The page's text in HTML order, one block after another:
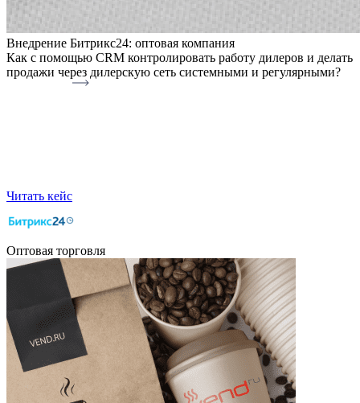
Внедрение Битрикс24: оптовая компания
Как с помощью CRM контролировать работу дилеров и делать
продажи через дилерскую сеть системными и регулярными?
Читать кейс
Оптовая торговля